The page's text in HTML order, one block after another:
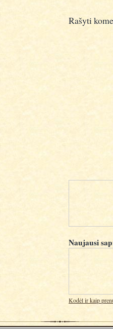
Rašyti
Naujausi
Kodėl ir kaip